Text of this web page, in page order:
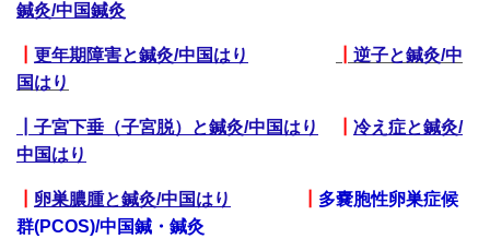
鍼灸/中国鍼灸
更年期障害と鍼灸/中国はり
逆子と鍼灸/中
国はり
子宮下垂 （子宮脱）と鍼灸/中国はり
冷え症と鍼灸/
中国はり
卵巣膿腫と鍼灸/中国はり
多嚢胞性卵巣症候
群(PCOS)/中国鍼・鍼灸